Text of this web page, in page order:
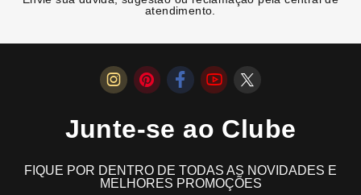
atendimento.
Junte-se ao Clube
FIQUE POR DENTRO DE TODAS AS NOVIDADES E
MELHORES PROMOÇÕES